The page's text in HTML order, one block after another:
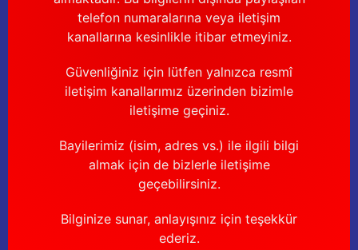
telefon numaralarına veya iletişim
kanallarına kesinlikle itibar etmeyiniz.
Güvenliğiniz için lütfen yalnızca resmî
iletişim kanallarımız üzerinden bizimle
iletişime geçiniz.
Bayilerimiz (isim, adres vs.) ile ilgili bilgi
almak için de bizlerle iletişime
geçebilirsiniz.
Bilginize sunar, anlayışınız için teşekkür
ederiz.